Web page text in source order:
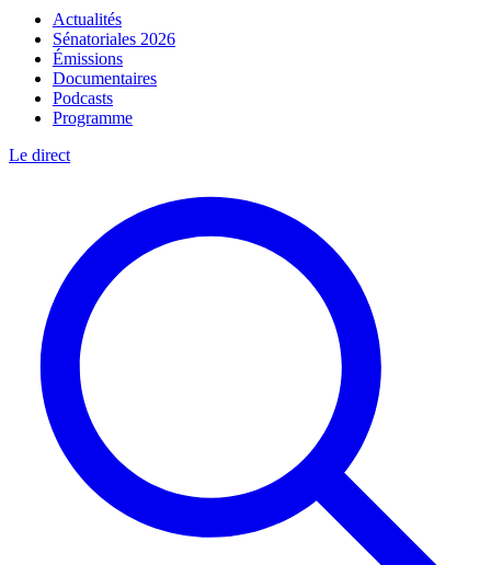
Actualités
Sénatoriales 2026
Émissions
Documentaires
Podcasts
Programme
Le direct